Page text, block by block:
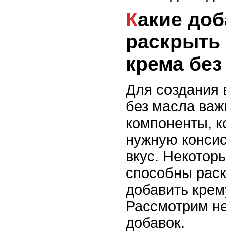
Какие добавки помогут
раскрыть
крема
Для создания
без масла
компоненты,
нужную
вкус.
способны
добавить
Рассмотрим
добавок.